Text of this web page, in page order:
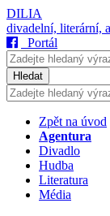
DILIA
divadelní, literární,
Portál
Hledat
Zpět na úvod
Agentura
Divadlo
Hudba
Literatura
Média